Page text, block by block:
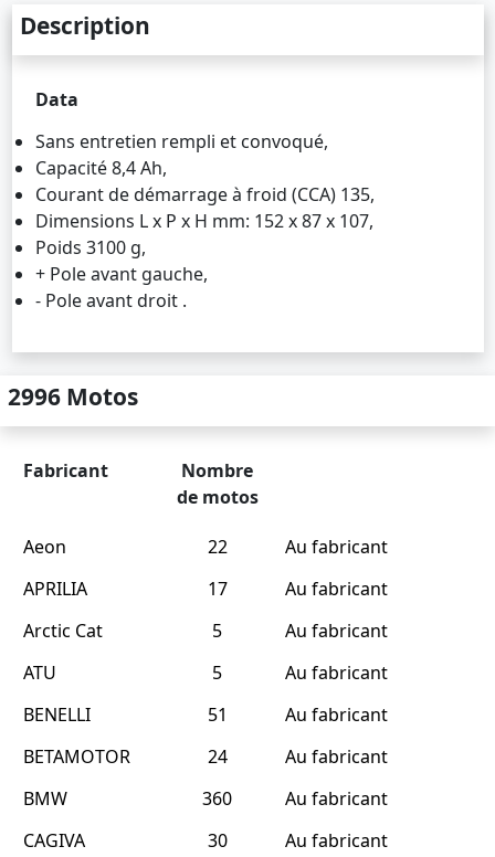
Description
Data
Sans entretien rempli et convoqué,
Capacité 8,4 Ah,
Courant de démarrage à froid (CCA) 135,
Dimensions L x P x H mm: 152 x 87 x 107,
Poids 3100 g,
+ Pole avant gauche,
- Pole avant droit .
2996 Motos
Fabricant
Nombre
de motos
Aeon 22
Au fabricant
APRILIA
17
Au fabricant
Arctic Cat
5
Au fabricant
ATU
5
Au fabricant
BENELLI
51
Au fabricant
BETAMOTOR
24
Au fabricant
BMW
360
Au fabricant
CAGIVA
30 Au fabricant